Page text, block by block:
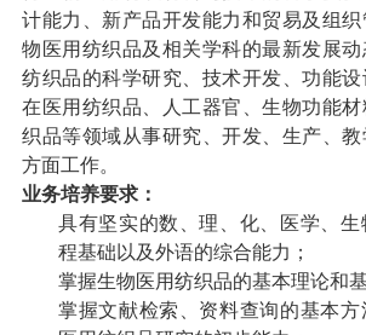
计能力、新产品开发能力和贸易及组
物医用纺织品及相关学科的最新发展动
纺织品的科学研究、技术开发、功能
在医用纺织品、人工器官、生物功能
织品等领域从事研究、开发、生产、
方面工作。
业务培养要求：
具有坚实的数、理、化、医学、生
程基础以及外语的综合能力；
掌握生物医用纺织品的基本理论和
掌握文献检索、资料查询的基本